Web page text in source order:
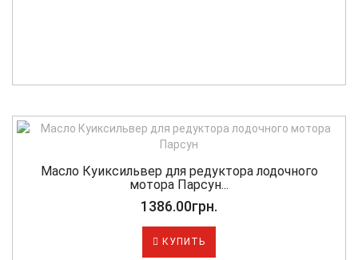
Масло Куиксильвер для редуктора лодочного
мотора Парсун...
1386.00грн.
КУПИТЬ